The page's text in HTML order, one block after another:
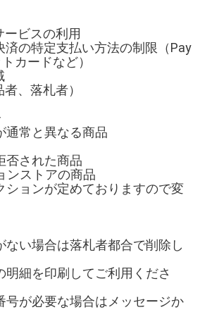
ビスの利用
の特定支払い方法の制限（Pay
カードなど）
、落札者）
通常と異なる商品
否された商品
ンストアの商品
ションが定めておりますので変
ない場合は落札者都合で削除し
明細を印刷してご利用くださ
号が必要な場合はメッセージか